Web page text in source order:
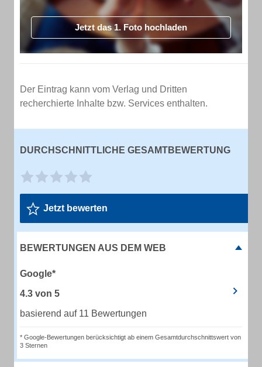
Jetzt das 1. Foto hochladen
Der Eintrag kann vom Verlag und Dritten
recherchierte Inhalte bzw. Services enthalten.
DURCHSCHNITTLICHE GESAMTBEWERTUNG
Jetzt bewerten
BEWERTUNGEN AUS DEM WEB
Google*
4.3 von 5
basierend auf 11 Bewertungen
* Google-Bewertungen berücksichtigt ab einem Gesamtdurchschnittswert von
3 Sternen